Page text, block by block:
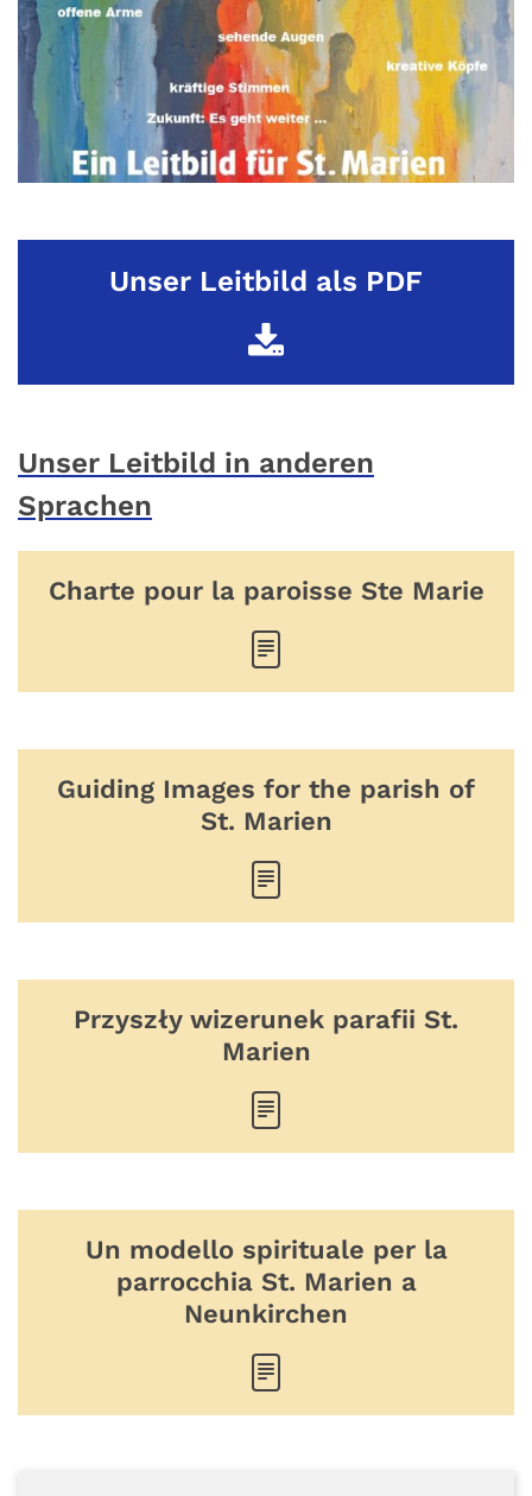
Unser Leitbild als PDF
Unser Leitbild in anderen
Sprachen
Charte pour la paroisse Ste Marie
Guiding Images for the parish of
St. Marien
Przyszły wizerunek parafii St.
Marien
Un modello spirituale per la
parrocchia St. Marien a
Neunkirchen